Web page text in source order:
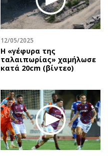
Γενικά
Αναδρομές
Πρόσωπα
Περιβάλλον
Good Life
Showbiz
Ταξίδια
Συνταγές
Έξοδος
12/05/2025
H «γέφυρα της
ταλαιπωρίας» χαμήλωσε
κατά 20cm (βίντεο)